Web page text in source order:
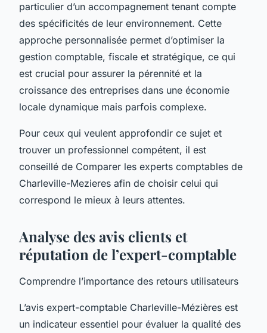
particulier d’un accompagnement tenant compte
des spécificités de leur environnement. Cette
approche personnalisée permet d’optimiser la
gestion comptable, fiscale et stratégique, ce qui
est crucial pour assurer la pérennité et la
croissance des entreprises dans une économie
locale dynamique mais parfois complexe.
Pour ceux qui veulent approfondir ce sujet et
trouver un professionnel compétent, il est
conseillé de Comparer les experts comptables de
Charleville-Mezieres afin de choisir celui qui
correspond le mieux à leurs attentes.
Analyse des avis clients et
réputation de l’expert-comptable
Comprendre l’importance des retours utilisateurs
L’avis expert-comptable Charleville-Mézières est
un indicateur essentiel pour évaluer la qualité des